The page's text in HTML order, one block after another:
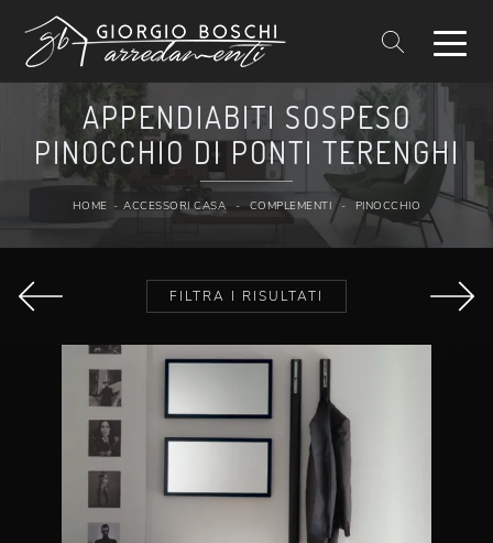
APPENDIABITI SOSPESO
PINOCCHIO DI PONTI TERENGHI
HOME - ACCESSORI CASA - COMPLEMENTI - PINOCCHIO
FILTRA I RISULTATI